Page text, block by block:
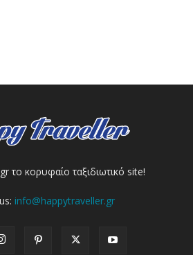
το κορυφαίο ταξιδιωτικό site!
info@happytraveller.gr